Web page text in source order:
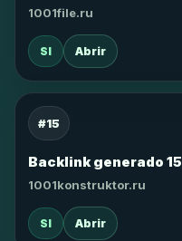
1001file.ru
SI Abrir
#15
Backlink generado 15
1001konstruktor.ru
SI Abrir